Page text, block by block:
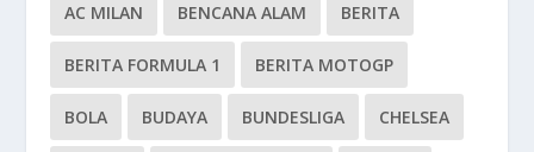
AC MILAN BENCANA ALAM BERITA
BERITA FORMULA 1 BERITA MOTOGP
BOLA BUDAYA BUNDESLIGA CHELSEA